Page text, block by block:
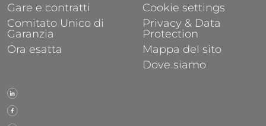
Gare e contratti
Comitato Unico di
Garanzia
Ora esatta
Cookie settings
Privacy & Data
Protection
Mappa del sito
Dove siamo